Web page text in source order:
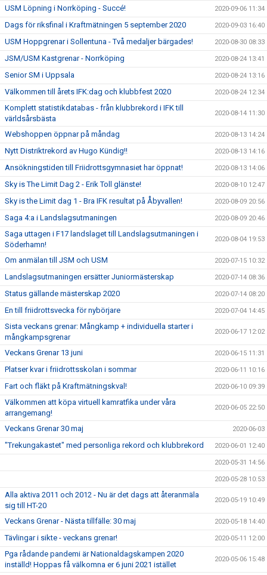
USM Löpning i Norrköping - Succé! 2020-09-06 11:34
Dags för riksfinal i Kraftmätningen 5 september 2020 2020-09-03 16:40
USM Hoppgrenar i Sollentuna - Två medaljer bärgades! 2020-08-30 08:33
JSM/USM Kastgrenar - Norrköping 2020-08-24 13:41
Senior SM i Uppsala 2020-08-24 13:16
Välkommen till årets IFK:dag och klubbfest 2020 2020-08-24 12:34
Komplett statistikdatabas - från klubbrekord i IFK till
världsårsbästa
2020-08-14 11:30
Webshoppen öppnar på måndag 2020-08-13 14:24
Nytt Distriktrekord av Hugo Kündig!! 2020-08-13 14:16
Ansökningstiden till Friidrottsgymnasiet har öppnat! 2020-08-13 14:06
Sky is The Limit Dag 2 - Erik Toll glänste! 2020-08-10 12:47
Sky is the Limit dag 1 - Bra IFK resultat på Åbyvallen! 2020-08-09 20:56
Saga 4:a i Landslagsutmaningen 2020-08-09 20:46
Saga uttagen i F17 landslaget till Landslagsutmaningen i
Söderhamn!
2020-08-04 19:53
Om anmälan till JSM och USM 2020-07-15 10:32
Landslagsutmaningen ersätter Juniormästerskap 2020-07-14 08:36
Status gällande mästerskap 2020 2020-07-14 08:20
En till friidrottsvecka för nybörjare 2020-07-04 14:45
Sista veckans grenar: Mångkamp + individuella starter i
mångkampsgrenar
2020-06-17 12:02
Veckans Grenar 13 juni 2020-06-15 11:31
Platser kvar i friidrottsskolan i sommar 2020-06-11 10:16
Fart och fläkt på Kraftmätningskval! 2020-06-10 09:39
Välkommen att köpa virtuell kamratfika under våra
arrangemang!
2020-06-05 22:50
Veckans Grenar 30 maj 2020-06-03
"Trekungakastet" med personliga rekord och klubbrekord 2020-06-01 12:40
2020-05-31 14:56
2020-05-28 10:53
Alla aktiva 2011 och 2012 - Nu är det dags att återanmäla
sig till HT-20
2020-05-19 10:49
Veckans Grenar - Nästa tillfälle: 30 maj 2020-05-18 14:40
Tävlingar i sikte - veckans grenar! 2020-05-11 12:00
Pga rådande pandemi är Nationaldagskampen 2020
inställd! Hoppas få välkomna er 6 juni 2021 istället
2020-05-06 15:48